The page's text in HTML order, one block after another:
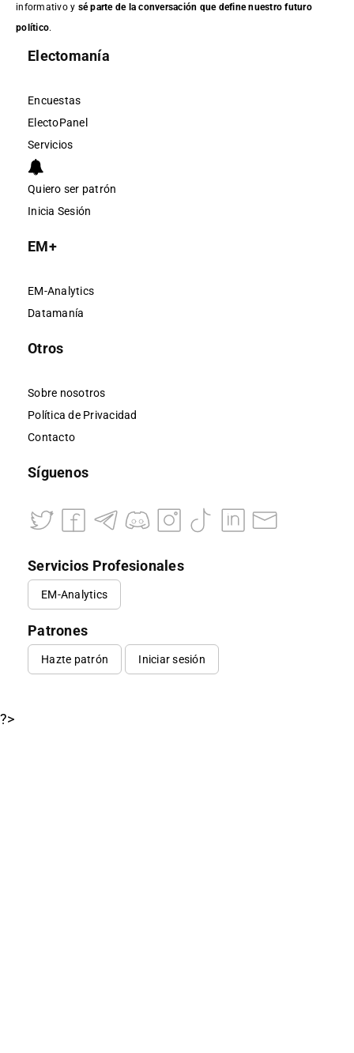
informativo y sé parte de la conversación que define nuestro futuro
político.
Electomanía
Encuestas
ElectoPanel
Servicios
Quiero ser patrón
Inicia Sesión
EM+
EM-Analytics
Datamanía
Otros
Sobre nosotros
Política de Privacidad
Contacto
Síguenos
Servicios Profesionales
EM-Analytics
Patrones
Hazte patrón Iniciar sesión
?>